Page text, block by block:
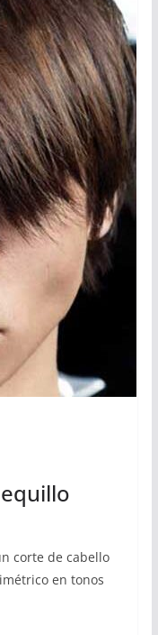
corte de cabello
en tonos